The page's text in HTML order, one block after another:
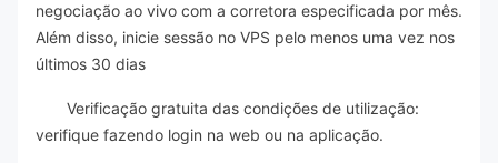
negociação ao vivo com a corretora especificada por mês.
Além disso, inicie sessão no VPS pelo menos uma vez nos
últimos 30 dias
Verificação gratuita das condições de utilização:
verifique fazendo login na web ou na aplicação.